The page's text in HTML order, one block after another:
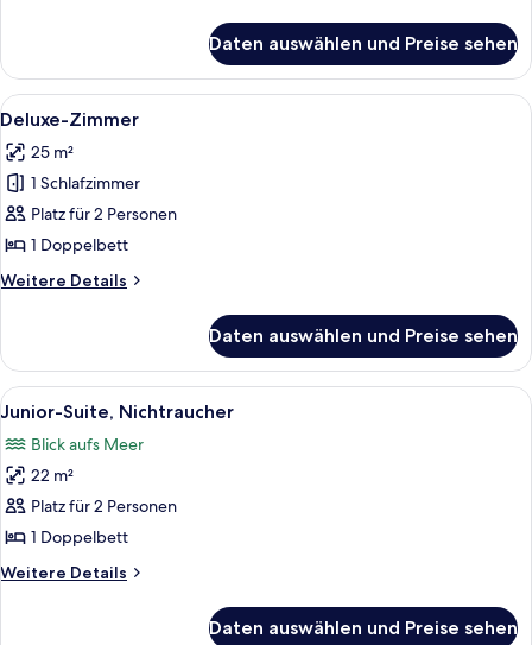
Zimmer
Daten auswählen und Preise sehen
Alle
Fotos
für
Deluxe-
Zimmer
anzeigen
Ein modernes Hotelzimmer mit Bett,
18
Deluxe-Zimmer
25 m²
1 Schlafzimmer
Platz für 2 Personen
1 Doppelbett
Weitere Details
Weitere
Zimmer
Daten auswählen und Preise sehen
Alle
Fotos
für
Junior-
Suite,
Nichtraucher
anzeigen
Ein modernes Wohnzimmer mit
7
Junior-Suite, Nichtraucher
Blick aufs Meer
22 m²
Platz für 2 Personen
1 Doppelbett
Weitere Details
Weitere
Daten auswählen und Preise sehen